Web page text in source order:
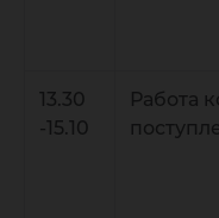
13.30
-15.10
Работа